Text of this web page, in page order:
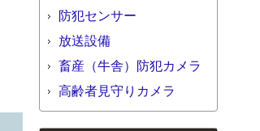
防犯センサー
放送設備
畜産（牛舎）防犯カメラ
高齢者見守りカメラ